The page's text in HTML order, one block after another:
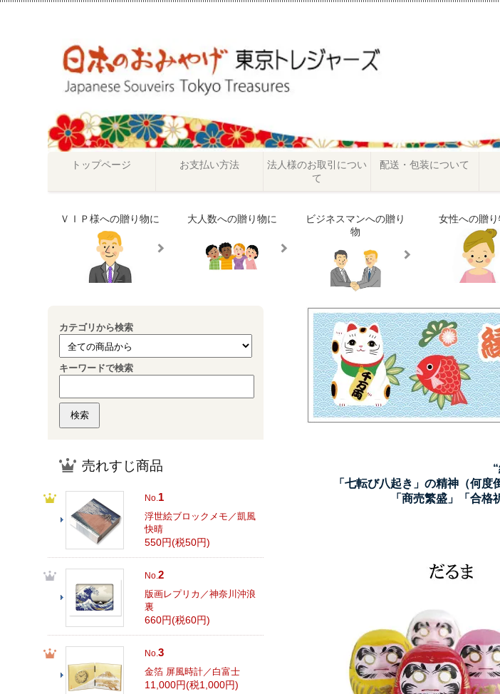
トップページ お支払い方法
法人様のお取引につい
て
配送・包装について
ＶＩＰ様への贈り物に 大人数への贈り物に
ビジネスマンへの贈り
物
女性への贈り
「七転び八起き」の精神 （何
「商売繁盛」「合格
カテゴリから検索
キーワードで検索
売れすじ商品
No. 1
浮世絵ブロックメモ／凱風
快晴
550円(税50円)
No. 2
版画レプリカ／神奈川沖浪
裏
660円(税60円)
No. 3
金箔 屏風時計／白富士
11,000円(税1,000円)